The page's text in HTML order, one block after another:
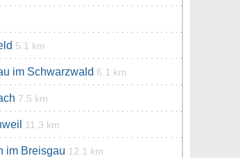
5.1 km
im Schwarzwald 6.1 km
7.5 km
11.3 km
im Breisgau 12.1 km